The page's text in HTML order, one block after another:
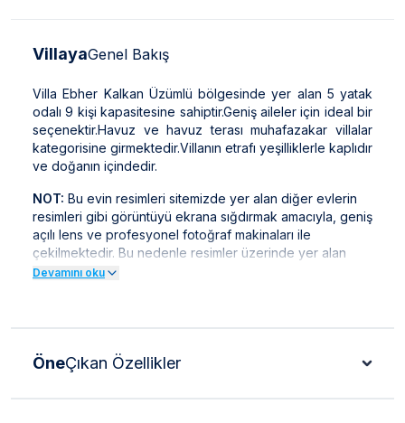
VillayaGenel Bakış
Villa Ebher Kalkan Üzümlü bölgesinde yer alan 5 yatak
odalı 9 kişi kapasitesine sahiptir.Geniş aileler için ideal bir
seçenektir.Havuz ve havuz terası muhafazakar villalar
kategorisine girmektedir.Villanın etrafı yeşilliklerle kaplıdır
ve doğanın içindedir.
NOT: Bu evin resimleri sitemizde yer alan diğer evlerin
resimleri gibi görüntüyü ekrana sığdırmak amacıyla, geniş
açılı lens ve profesyonel fotoğraf makinaları ile
çekilmektedir. Bu nedenle resimler üzerinde yer alan
objeler gerçeğinden daha büyük olarak
kelebek, böcek, sinek vb. bulunma ihtimali
bulunmaktadır.
Devamını oku
ÖneÇıkan Özellikler